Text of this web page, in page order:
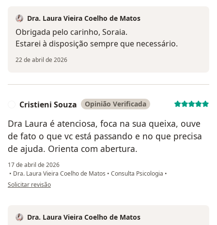
Dra. Laura Vieira Coelho de Matos
Obrigada pelo carinho, Soraia.
Estarei à disposição sempre que necessário.
22 de abril de 2026
Cristieni Souza Opinião Verificada
Dra Laura é atenciosa, foca na sua queixa, ouve
de fato o que vc está passando e no que precisa
de ajuda. Orienta com abertura.
17 de abril de 2026
• Dra. Laura Vieira Coelho de Matos • Consulta Psicologia •
na opinião do utilizador Cristieni Souza
Solicitar revisão
Dra. Laura Vieira Coelho de Matos